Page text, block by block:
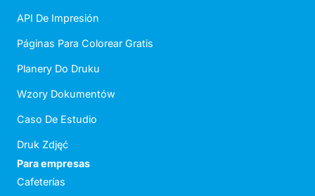
API De Impresión
Páginas Para Colorear Gratis
Planery Do Druku
Wzory Dokumentów
Caso De Estudio
Druk Zdjęć
Para empresas
Cafeterías